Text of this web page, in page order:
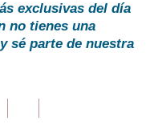
exclusivas del día
no tienes una
y sé parte de nuestra